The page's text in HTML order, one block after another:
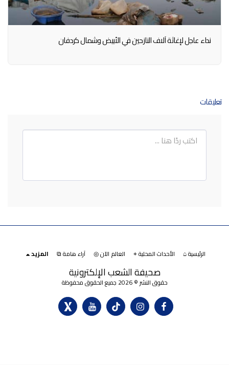
نداء عاجل لإغاثة آلاف النازحين في الأبيض وشمال كردفان
تعليقات
صحيفة الشعب الإلكترونية
حقوق النشر © 2026 جميع الحقوق محفوظة
الرئيسية ⌂ الأحداث المحلية ⌖ العالم الآن ◎ آراء هامة ⧉ المزيد